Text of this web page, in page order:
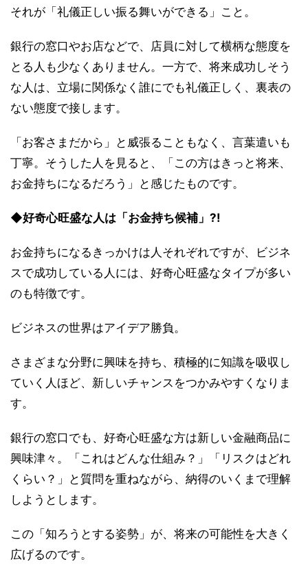
それが「礼儀正しい振る舞いができる」こと。
銀行の窓口やお店などで、店員に対して横柄な態度を
とる人も少なくありません。一方で、将来成功しそう
な人は、立場に関係なく誰にでも礼儀正しく、裏表の
ない態度で接します。
「お客さまだから」と威張ることもなく、言葉遣いも
丁寧。そうした人を見ると、「この方はきっと将来、
お金持ちになるだろう」と感じたものです。
◆好奇心旺盛な人は「お金持ち候補」?!
お金持ちになるきっかけは人それぞれですが、ビジネ
スで成功している人には、好奇心旺盛なタイプが多い
のも特徴です。
ビジネスの世界はアイデア勝負。
さまざまな分野に興味を持ち、積極的に知識を吸収し
ていく人ほど、新しいチャンスをつかみやすくなりま
す。
銀行の窓口でも、好奇心旺盛な方は新しい金融商品に
興味津々。「これはどんな仕組み？」「リスクはどれ
くらい？」と質問を重ねながら、納得のいくまで理解
しようとします。
この「知ろうとする姿勢」が、将来の可能性を大きく
広げるのです。